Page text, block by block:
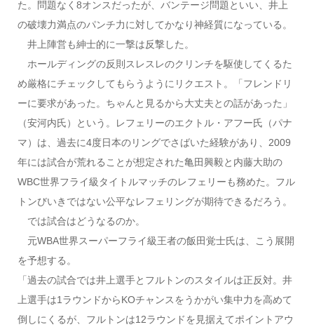
た。問題なく8オンスだったが、バンテージ問題といい、井上
の破壊力満点のパンチ力に対してかなり神経質になっている。
井上陣営も紳士的に一撃は反撃した。
ホールディングの反則スレスレのクリンチを駆使してくるた
め厳格にチェックしてもらうようにリクエスト。「フレンドリ
ーに要求があった。ちゃんと見るから大丈夫との話があった」
（安河内氏）という。レフェリーのエクトル・アフー氏（パナ
マ）は、過去に4度日本のリングでさばいた経験があり、2009
年には試合が荒れることが想定された亀田興毅と内藤大助の
WBC世界フライ級タイトルマッチのレフェリーも務めた。フル
トンびいきではない公平なレフェリングが期待できるだろう。
では試合はどうなるのか。
元WBA世界スーパーフライ級王者の飯田覚士氏は、こう展開
を予想する。
「過去の試合では井上選手とフルトンのスタイルは正反対。井
上選手は1ラウンドからKOチャンスをうかがい集中力を高めて
倒しにくるが、フルトンは12ラウンドを見据えてポイントアウ